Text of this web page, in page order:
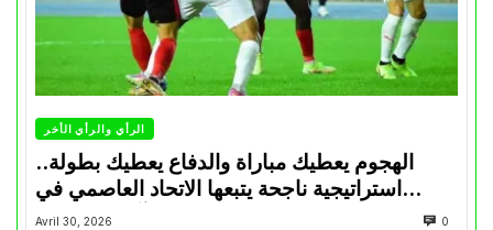
الرأي والرأي الأخر
الهجوم يعطيك مباراة والدفاع يعطيك بطولة..
استراتيجية ناجحة يتبعها الاتحاد العاصمي في
تتويجاته آخر السنوات
Avril 30, 2026 0